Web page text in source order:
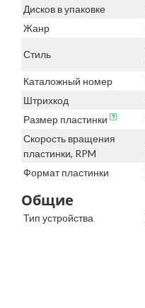
Дисков в упаковке
Жанр
Стиль
Каталожный номер
Штрихкод
Размер пластинки
Скорость вращения
пластинки, RPM
Формат пластинки
Общие
Тип устройства